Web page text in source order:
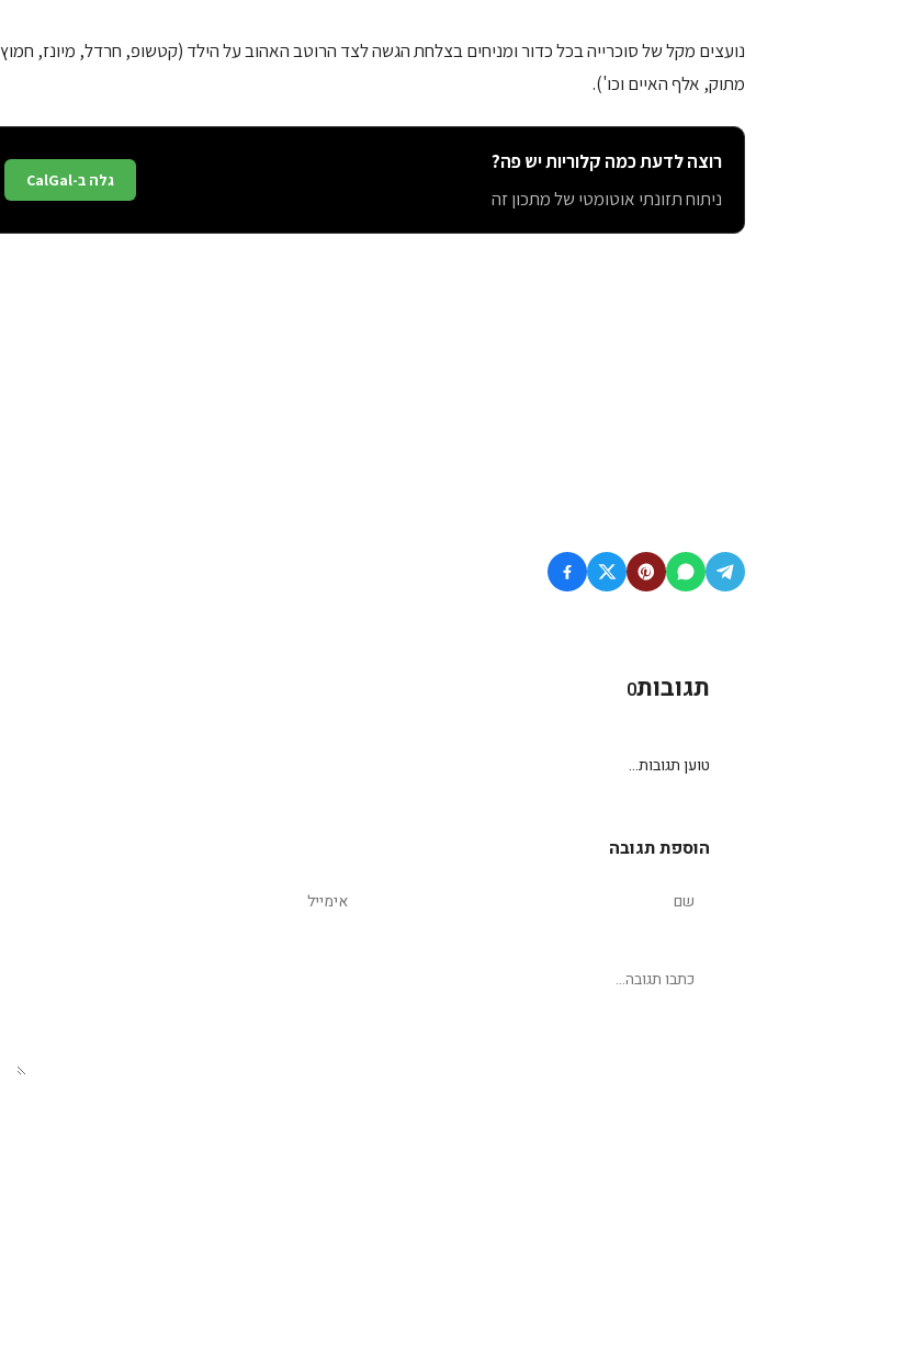
נועצים מקל של סוכרייה בכל כדור ומניחים בצלחת הגשה לצד הרוטב האהוב על הילד (קטשופ, חרדל, מיונז, חמוץ
מתוק, אלף האיים וכו').
רוצה לדעת כמה קלוריות יש פה?
ניתוח תזונתי אוטומטי של מתכון זה
גלה ב-CalGal
תגובות0
טוען תגובות...
הוספת תגובה